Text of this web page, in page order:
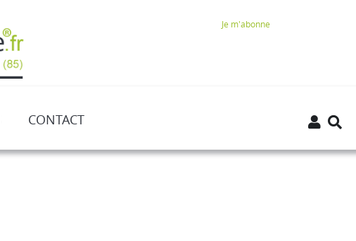
Je m'abonne
CONTACT